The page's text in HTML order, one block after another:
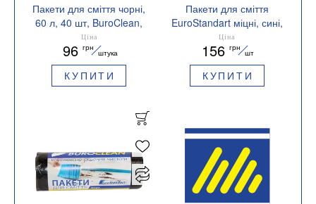
Пакети для сміття чорні,
60 л, 40 шт, BuroClean,
10200035
Ціна
96 грн
штука
КУПИТИ
Пакети для сміття
EuroStandart міцні, сині,
60 л, 40 шт, BuroClean,
10200037
Ціна
156 грн
шт
КУПИТИ